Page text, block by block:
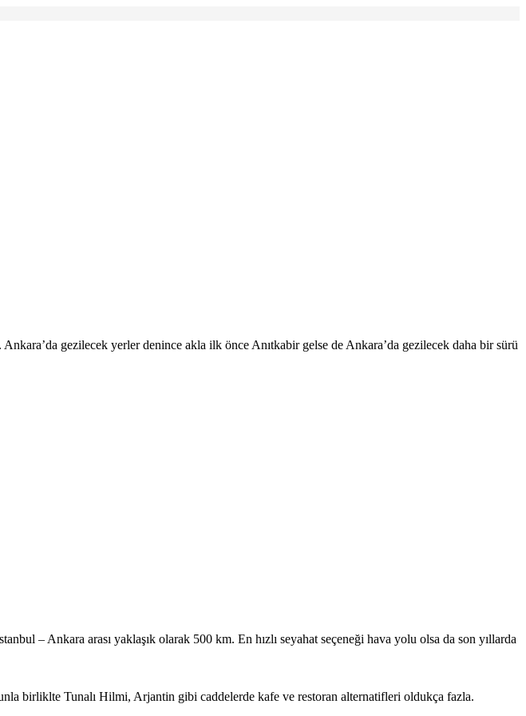
gezilecek yerler denince akla ilk önce Anıtkabir gelse de Ankara’da gezilecek daha bir sürü
– Ankara arası yaklaşık olarak 500 km. En hızlı seyahat seçeneği hava yolu olsa da son yıllarda
birliklte Tunalı Hilmi, Arjantin gibi caddelerde kafe ve restoran alternatifleri oldukça fazla.